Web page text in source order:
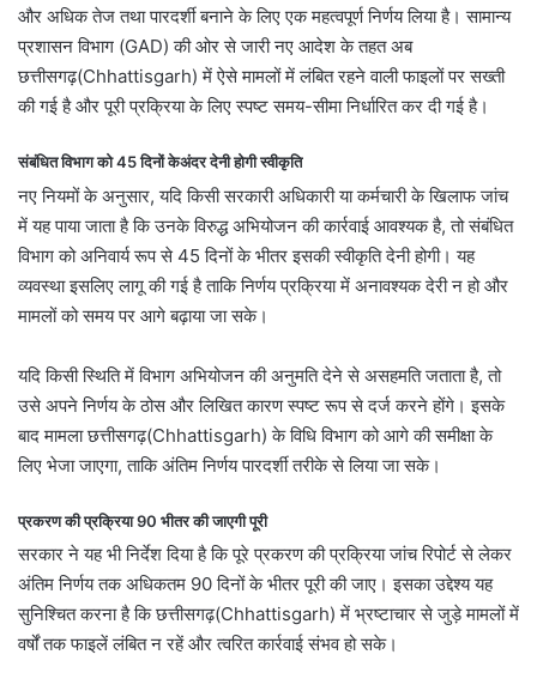
और अधिक तेज तथा पारदर्शी बनाने के लिए एक महत्वपूर्ण निर्णय लिया है। सामान्य
प्रशासन विभाग (GAD) की ओर से जारी नए आदेश के तहत अब
छत्तीसगढ़(Chhattisgarh) में ऐसे मामलों में लंबित रहने वाली फाइलों पर सख्ती
की गई है और पूरी प्रक्रिया के लिए स्पष्ट समय-सीमा निर्धारित कर दी गई है।
संबंधित विभाग को 45 दिनों केअंदर देनी होगी स्वीकृति
नए नियमों के अनुसार, यदि किसी सरकारी अधिकारी या कर्मचारी के खिलाफ जांच
में यह पाया जाता है कि उनके विरुद्ध अभियोजन की कार्रवाई आवश्यक है, तो संबंधित
विभाग को अनिवार्य रूप से 45 दिनों के भीतर इसकी स्वीकृति देनी होगी। यह
व्यवस्था इसलिए लागू की गई है ताकि निर्णय प्रक्रिया में अनावश्यक देरी न हो और
मामलों को समय पर आगे बढ़ाया जा सके।
यदि किसी स्थिति में विभाग अभियोजन की अनुमति देने से असहमति जताता है, तो
उसे अपने निर्णय के ठोस और लिखित कारण स्पष्ट रूप से दर्ज करने होंगे। इसके
बाद मामला छत्तीसगढ़(Chhattisgarh) के विधि विभाग को आगे की समीक्षा के
लिए भेजा जाएगा, ताकि अंतिम निर्णय पारदर्शी तरीके से लिया जा सके।
प्रकरण की प्रक्रिया 90 भीतर की जाएगी पूरी
सरकार ने यह भी निर्देश दिया है कि पूरे प्रकरण की प्रक्रिया जांच रिपोर्ट से लेकर
अंतिम निर्णय तक अधिकतम 90 दिनों के भीतर पूरी की जाए। इसका उद्देश्य यह
सुनिश्चित करना है कि छत्तीसगढ़(Chhattisgarh) में भ्रष्टाचार से जुड़े मामलों में
वर्षों तक फाइलें लंबित न रहें और त्वरित कार्रवाई संभव हो सके।